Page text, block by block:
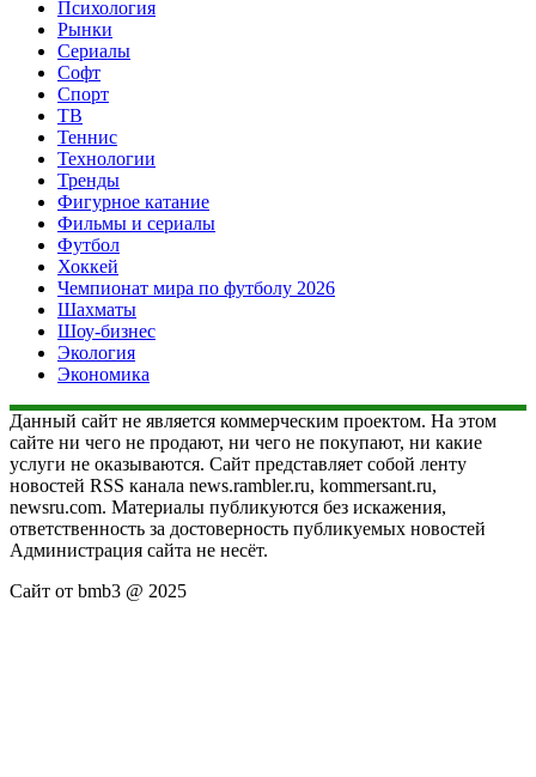
Психология
Рынки
Сериалы
Софт
Спорт
ТВ
Теннис
Технологии
Тренды
Фигурное катание
Фильмы и сериалы
Футбол
Хоккей
Чемпионат мира по футболу 2026
Шахматы
Шоу-бизнес
Экология
Экономика
Данный сайт не является коммерческим проектом. На этом
сайте ни чего не продают, ни чего не покупают, ни какие
услуги не оказываются. Сайт представляет собой ленту
новостей RSS канала news.rambler.ru, kommersant.ru,
newsru.com. Материалы публикуются без искажения,
ответственность за достоверность публикуемых новостей
Администрация сайта не несёт.
Сайт от bmb3 @ 2025